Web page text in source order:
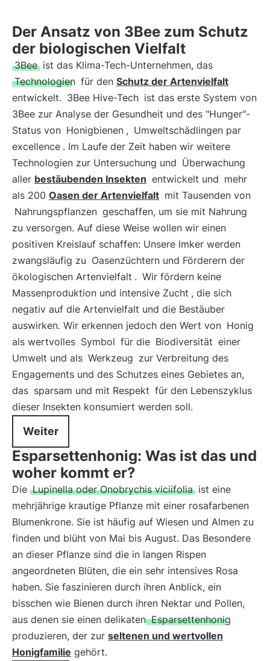
Der Ansatz von 3Bee zum Schutz
der biologischen Vielfalt
3Bee ist das Klima-Tech-Unternehmen, das
Technologien für den Schutz der Artenvielfalt
entwickelt. 3Bee Hive-Tech ist das erste System von
3Bee zur Analyse der Gesundheit und des "Hunger"-
Status von Honigbienen , Umweltschädlingen par
excellence . Im Laufe der Zeit haben wir weitere
Technologien zur Untersuchung und Überwachung
aller bestäubenden Insekten entwickelt und mehr
als 200 Oasen der Artenvielfalt mit Tausenden von
Nahrungspflanzen geschaffen, um sie mit Nahrung
zu versorgen. Auf diese Weise wollen wir einen
positiven Kreislauf schaffen: Unsere Imker werden
zwangsläufig zu Oasenzüchtern und Förderern der
ökologischen Artenvielfalt . Wir fördern keine
Massenproduktion und intensive Zucht , die sich
negativ auf die Artenvielfalt und die Bestäuber
auswirken. Wir erkennen jedoch den Wert von Honig
als wertvolles Symbol für die Biodiversität einer
Umwelt und als Werkzeug zur Verbreitung des
Engagements und des Schutzes eines Gebietes an,
das sparsam und mit Respekt für den Lebenszyklus
dieser Insekten konsumiert werden soll.
Weiter
Esparsettenhonig: Was ist das und
woher kommt er?
Die Lupinella oder Onobrychis viciifolia ist eine
mehrjährige krautige Pflanze mit einer rosafarbenen
Blumenkrone. Sie ist häufig auf Wiesen und Almen zu
finden und blüht von Mai bis August. Das Besondere
an dieser Pflanze sind die in langen Rispen
angeordneten Blüten, die ein sehr intensives Rosa
haben. Sie faszinieren durch ihren Anblick, ein
bisschen wie Bienen durch ihren Nektar und Pollen,
aus denen sie einen delikaten Esparsettenhonig
produzieren, der zur seltenen und wertvollen
Honigfamilie gehört.